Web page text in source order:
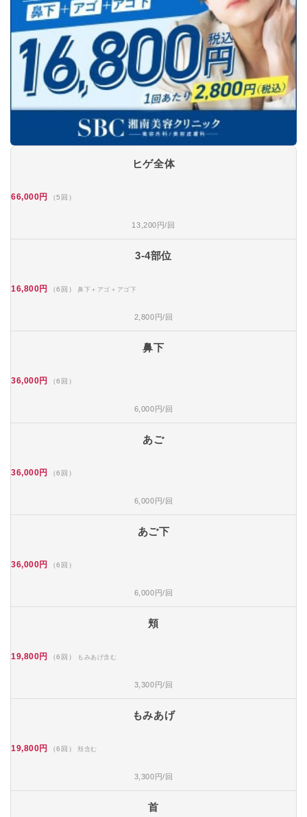
ヒゲ全体
66,000円 （5回）
13,200円/回
3-4部位
16,800円 （6回） 鼻下＋アゴ＋アゴ下
2,800円/回
鼻下
36,000円 （6回）
6,000円/回
あご
36,000円 （6回）
6,000円/回
あご下
36,000円 （6回）
6,000円/回
頬
19,800円 （6回） もみあげ含む
3,300円/回
もみあげ
19,800円 （6回） 頬含む
3,300円/回
首